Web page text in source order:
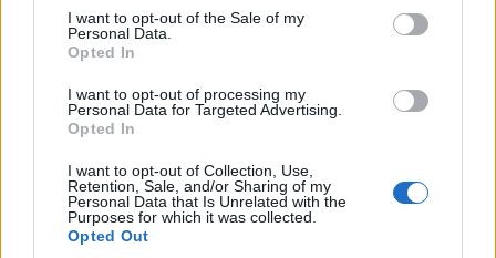
consent section.
I want to opt-out of the Sale of my
Personal Data.
Opted In
I want to opt-out of processing my
Personal Data for Targeted Advertising.
Opted In
I want to opt-out of Collection, Use,
Retention, Sale, and/or Sharing of my
Personal Data that Is Unrelated with the
Purposes for which it was collected.
Opted Out